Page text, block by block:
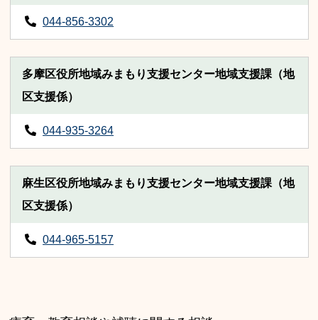
044-856-3302
多摩区役所地域みまもり支援センター地域支援課（地
区支援係）
044-935-3264
麻生区役所地域みまもり支援センター地域支援課（地
区支援係）
044-965-5157